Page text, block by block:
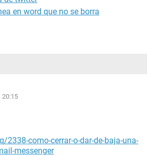
en word que no se borra
20:15
como-cerrar-o-dar-de-baja-una-
messenger